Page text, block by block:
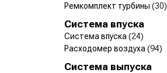
Ремкомплект турбины (30)
Система впуска
Система впуска (24)
Расходомер воздуха (94)
Система выпуска